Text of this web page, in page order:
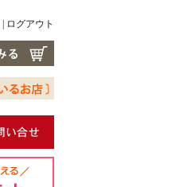
ログアウト